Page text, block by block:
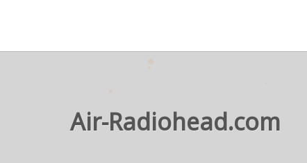
Air-Radiohead.com